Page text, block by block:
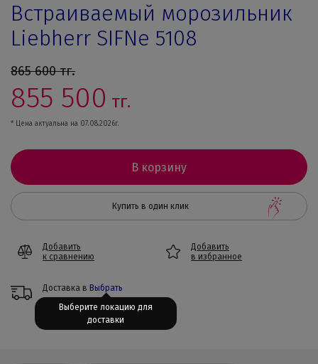
Встраиваемый морозильник
Liebherr SIFNe 5108
865 600тг.
855 500 тг.
* Цена актуальна на 07.08.2026г.
В корзину
Купить в один клик
Добавить
к сравнению
Добавить
в избранное
Доставка в Выбрать
Выберите локацию для
доставки